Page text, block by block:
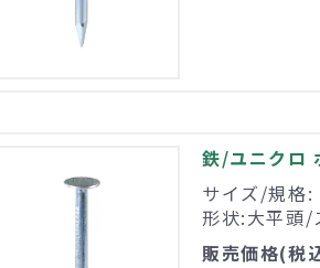
鉄/ユニクロ
サイズ/規格
形状:大平頭/
販売価格(税